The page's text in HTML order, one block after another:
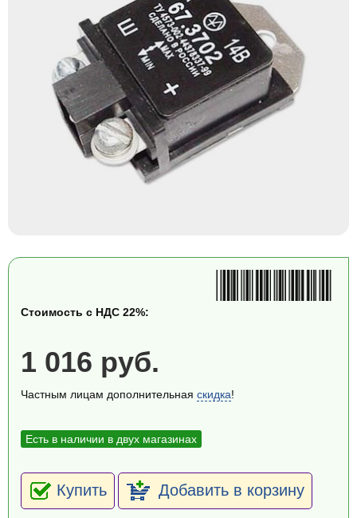
Стоимость с НДС 22%:
1 016 руб.
Частным лицам дополнительная скидка!
Есть в наличии в двух магазинах
Купить Добавить в корзину